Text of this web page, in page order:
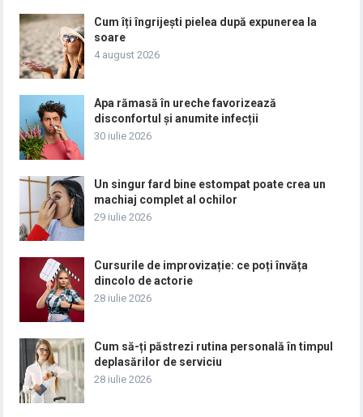
Cum îți îngrijești pielea după expunerea la
soare
4 august 2026
Apa rămasă în ureche favorizează
disconfortul și anumite infecții
30 iulie 2026
Un singur fard bine estompat poate crea un
machiaj complet al ochilor
29 iulie 2026
Cursurile de improvizație: ce poți învăța
dincolo de actorie
28 iulie 2026
Cum să-ți păstrezi rutina personală în timpul
deplasărilor de serviciu
28 iulie 2026